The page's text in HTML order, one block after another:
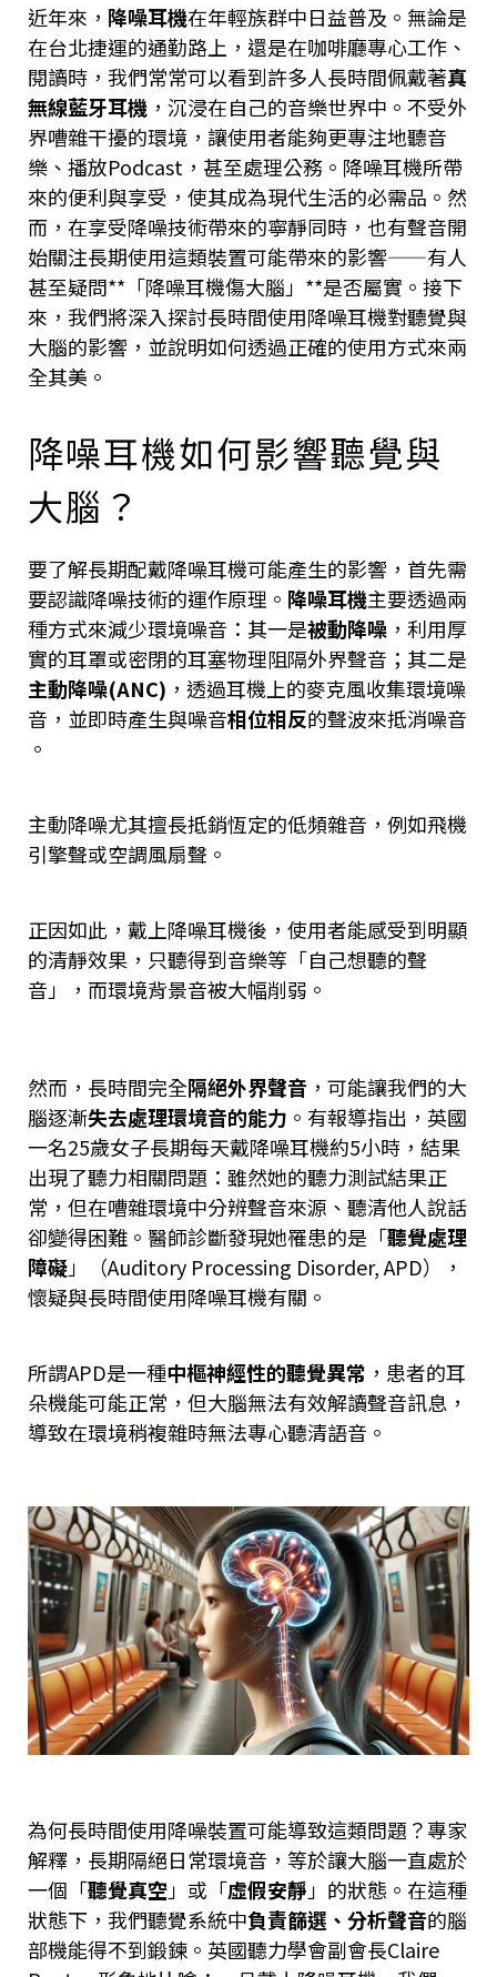
近年來， 降噪耳機在年輕族群中日益普及。無論是
在台北捷運的通勤路上，還是在咖啡廳專心工作、
閱讀時，我們常常可以看到許多人長時間佩戴著真
無線藍牙耳機 ，沉浸在自己的音樂世界中。不受外
界嘈雜干擾的環境，讓使用者能夠更專注地聽音
樂、播放Podcast，甚至處理公務。降噪耳機所帶
來的便利與享受，使其成為現代生活的必需品。然
而，在享受降噪技術帶來的寧靜同時，也有聲音開
始關注長期使用這類裝置可能帶來的影響——有人
甚至疑問**「降噪耳機傷大腦」**是否屬實。接下
來，我們將深入探討長時間使用降噪耳機對聽覺與
大腦的影響，並說明如何透過正確的使用方式來兩
全其美。
降噪耳機如何影響聽覺與
大腦？
要了解長期配戴降噪耳機可能產生的影響，首先需
要認識降噪技術的運作原理。 降噪耳機主要透過兩
種方式來減少環境噪音：其一是被動降噪 ，利用厚
實的耳罩或密閉的耳塞物理阻隔外界聲音；其二是
主動降噪(ANC) ，透過耳機上的麥克風收集環境噪
音，並即時產生與噪音相位相反的聲波來抵消噪音​
。
主動降噪尤其擅長抵銷恆定的低頻雜音，例如飛機
引擎聲或空調風扇聲​。
正因如此，戴上降噪耳機後，使用者能感受到明顯
的清靜效果，只聽得到音樂等「自己想聽的聲
音」，而環境背景音被大幅削弱。
然而，長時間完全隔絕外界聲音 ，可能讓我們的大
腦逐漸失去處理環境音的能力 。有報導指出，英國
一名25歲女子長期每天戴降噪耳機約5小時，結果
出現了聽力相關問題：雖然她的聽力測試結果正
常，但在嘈雜環境中分辨聲音來源、聽清他人說話
卻變得困難。醫師診斷發現她罹患的是「聽覺處理
障礙」（Auditory Processing Disorder, APD），
懷疑與長時間使用降噪耳機有關​。
所謂APD是一種中樞神經性的聽覺異常 ，患者的耳
朵機能可能正常，但大腦無法有效解讀聲音訊息，
導致在環境稍複雜時無法專心聽清語音​。
為何長時間使用降噪裝置可能導致這類問題？專家
解釋，長期隔絕日常環境音，等於讓大腦一直處於
一個「聽覺真空」或「虛假安靜 」的狀態。在這種
狀態下，我們聽覺系統中負責篩選、分析聲音的腦
部機能得不到鍛鍊。英國聽力學會副會長Claire